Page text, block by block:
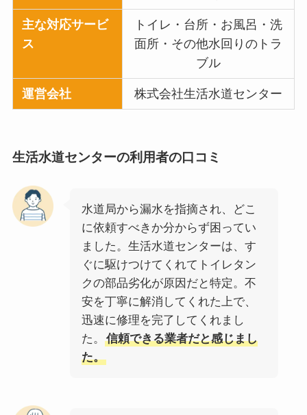
主な対応サービ
ス
トイレ・台所・お風呂・洗
面所・その他水回りのトラ
ブル
運営会社 株式会社生活水道センター
生活水道センターの利用者の口コミ
水道局から漏水を指摘され、どこ
に依頼すべきか分からず困ってい
ました。生活水道センターは、す
ぐに駆けつけてくれてトイレタン
クの部品劣化が原因だと特定。不
安を丁寧に解消してくれた上で、
迅速に修理を完了してくれまし
た。
信頼できる業者だと感じまし
た。